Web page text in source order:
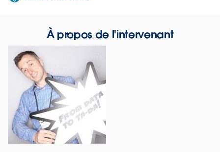
in
À propos de l'intervenant